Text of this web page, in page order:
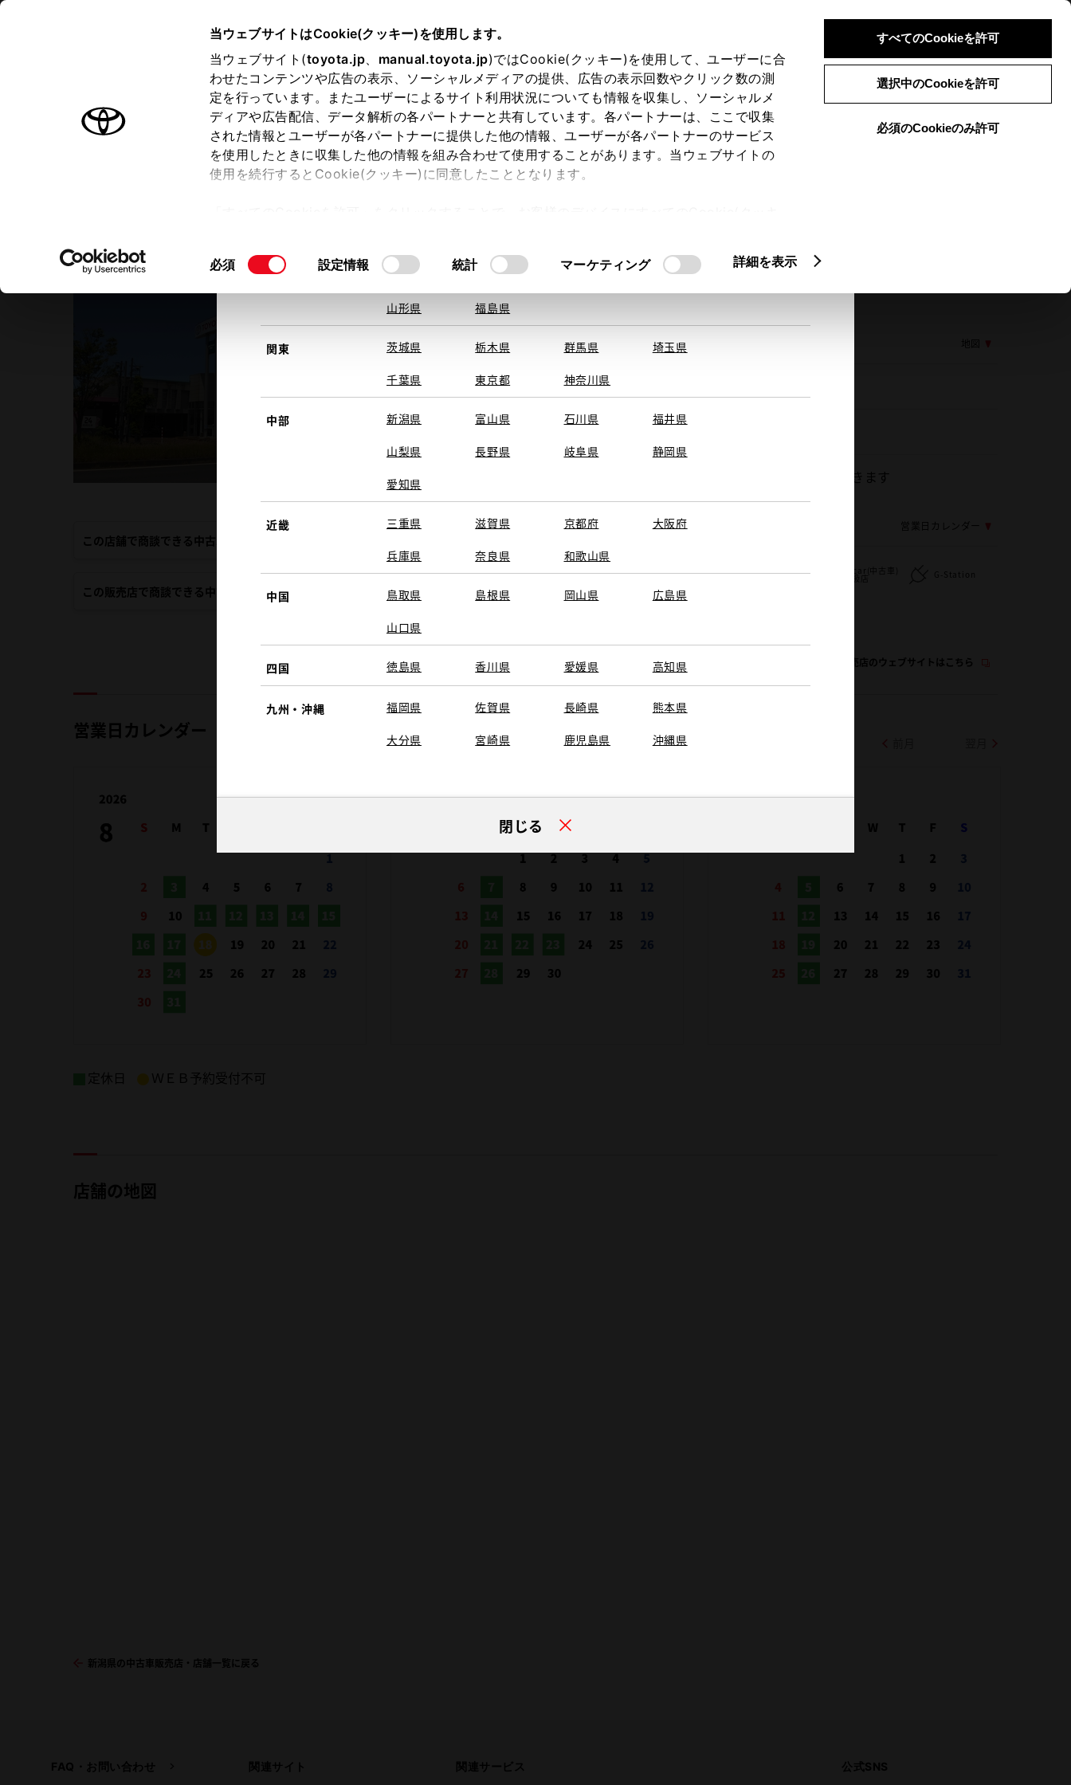
当ウェブサイトはCookie(クッキー)を使用します。
当ウェブサイト(toyota.jp、 manual.toyota.jp)ではCookie(クッキー)を使用して、ユーザーに合
わせたコンテンツや広告の表示、ソーシャルメディアの提供、広告の表示回数やクリック数の測
定を行っています。またユーザーによるサイト利用状況についても情報を収集し、ソーシャルメ
ディアや広告配信、データ解析の各パートナーと共有しています。各パートナーは、ここで収集
された情報とユーザーが各パートナーに提供した他の情報、ユーザーが各パートナーのサービス
を使用したときに収集した他の情報を組み合わせて使用することがあります。当ウェブサイトの
使用を続行するとCookie(クッキー)に同意したこととなります。
て」をご覧ください。
同
必須 設定情報 統計 マーケティング 詳細を表示
すべてのCookieを許可
選択中のCookieを許可
必須のCookieのみ許可
ログイン 検索 メニュー
オーナーサポート トピックス
現在地を取得できませんでした。
該当する地域・都道府県をお選びください。
北海道 旭川 釧路 札幌
東北 青森県 岩手県 宮城県 秋田県
山形県 福島県
関東 茨城県 栃木県 群馬県 埼玉県
千葉県 東京都 神奈川県
中部 新潟県 富山県 石川県 福井県
山梨県 長野県 岐阜県 静岡県
愛知県
近畿 三重県 滋賀県 京都府 大阪府
兵庫県 奈良県 和歌山県
中国 鳥取県 島根県 岡山県 広島県
山口県
四国 徳島県 香川県 愛媛県 高知県
九州・沖縄 福岡県 佐賀県 長崎県 熊本県
大分県 宮崎県 鹿児島県 沖縄県
閉じる
トヨタ認定中古車 メニュー
トヨタ認定中古車の魅力 3つの買い方 オンライン購入 お気に入り
三条店
この店舗で商談できる中古車
この販売店で商談できる中古車
電話
09:00～17:30
月曜日・祝日は休日とさせていただきます
営業日カレンダー
施設情報・
サービス
ンテナンス取扱 新車取扱店 U-car(中古車) G-Station
この販売店のウェブサイトはこちら
営業日カレンダー
定休日 ＷＥＢ予約受付不可
店舗の地図
新潟県の中古車販売店・店舗一覧に戻る
FAQ・お問い合わせ 関連サイト 関連サービス 公式SNS